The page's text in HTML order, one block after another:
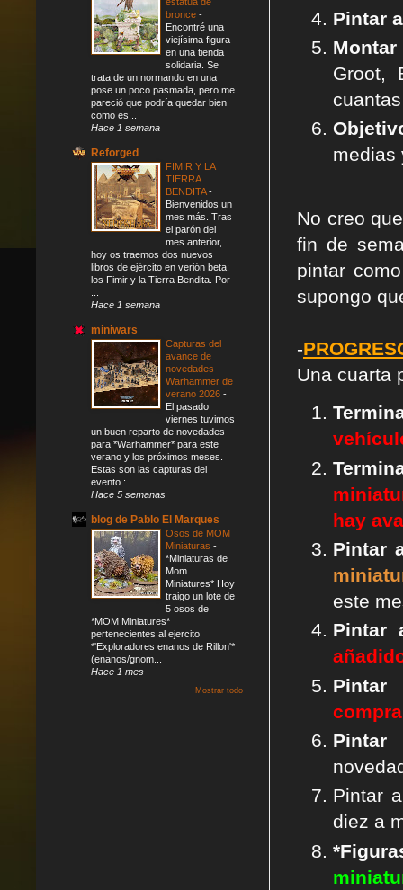
Pintar
Groot,
medias
No creo
fin de
pintar
supongo
-
Una cuarta
hay
Pintar
este
Pintar
Pintar
diez a
bronce -
Encontré una
viejísima figura
en una tienda
solidaria. Se
trata de un normando en una
pose un poco pasmada, pero me
pareció que podría quedar bien
como es...
Hace 1 semana
Reforged
FIMIR Y LA
TIERRA
BENDITA-
Bienvenidos un
mes más. Tras
el parón del
mes anterior,
hoy os traemos dos nuevos
libros de ejército en verión beta:
los Fimir y la Tierra Bendita. Por
Hace 1 semana
miniwars
Capturas del
avance de
novedades
Warhammer de
verano 2026 -
El pasado
viernes tuvimos
un buen reparto de novedades
para *Warhammer* para este
verano y los próximos meses.
Estas son las capturas del
evento : ...
Hace 5 semanas
blog de Pablo El Marques
Osos de MOM
Miniaturas -
*Miniaturas de
Mom
Miniatures* Hoy
traigo un lote de
5 osos de
*MOM Miniatures*
pertenecientes al ejercito
*'Exploradores enanos de Rillon'*
(enanos/gnom...
Hace 1 mes
Mostrar todo